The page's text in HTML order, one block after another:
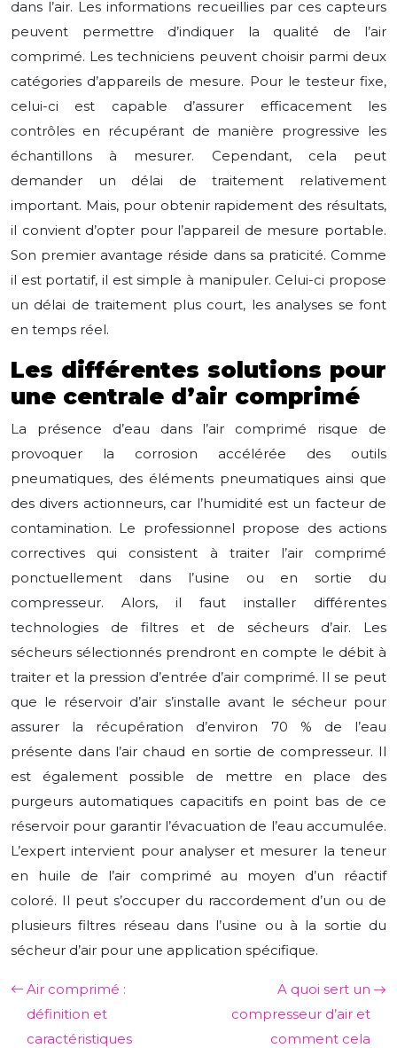
dans l’air. Les informations recueillies par ces capteurs
peuvent permettre d’indiquer la qualité de l’air
comprimé. Les techniciens peuvent choisir parmi deux
catégories d’appareils de mesure. Pour le testeur fixe,
celui-ci est capable d’assurer efficacement les
contrôles en récupérant de manière progressive les
échantillons à mesurer. Cependant, cela peut
demander un délai de traitement relativement
important. Mais, pour obtenir rapidement des résultats,
il convient d’opter pour l’appareil de mesure portable.
Son premier avantage réside dans sa praticité. Comme
il est portatif, il est simple à manipuler. Celui-ci propose
un délai de traitement plus court, les analyses se font
en temps réel.
Les différentes solutions pour
une centrale d’air comprimé
La présence d’eau dans l’air comprimé risque de
provoquer la corrosion accélérée des outils
pneumatiques, des éléments pneumatiques ainsi que
des divers actionneurs, car l’humidité est un facteur de
contamination. Le professionnel propose des actions
correctives qui consistent à traiter l’air comprimé
ponctuellement dans l’usine ou en sortie du
compresseur. Alors, il faut installer différentes
technologies de filtres et de sécheurs d’air. Les
sécheurs sélectionnés prendront en compte le débit à
traiter et la pression d’entrée d’air comprimé. Il se peut
que le réservoir d’air s’installe avant le sécheur pour
assurer la récupération d’environ 70 % de l’eau
présente dans l’air chaud en sortie de compresseur. Il
est également possible de mettre en place des
purgeurs automatiques capacitifs en point bas de ce
réservoir pour garantir l’évacuation de l’eau accumulée.
L’expert intervient pour analyser et mesurer la teneur
en huile de l’air comprimé au moyen d’un réactif
coloré. Il peut s’occuper du raccordement d’un ou de
plusieurs filtres réseau dans l’usine ou à la sortie du
sécheur d’air pour une application spécifique.
Air comprimé :
définition et
caractéristiques
A quoi sert un
compresseur d’air et
comment cela